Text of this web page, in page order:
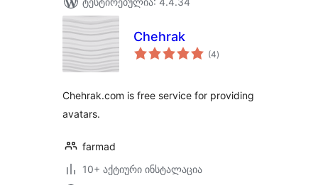
Chehrak
(4საერთო
რეიტინგი
)
Chehrak.com is free service for providing
avatars.
farmad
10+ აქტიური ინსტალაცია